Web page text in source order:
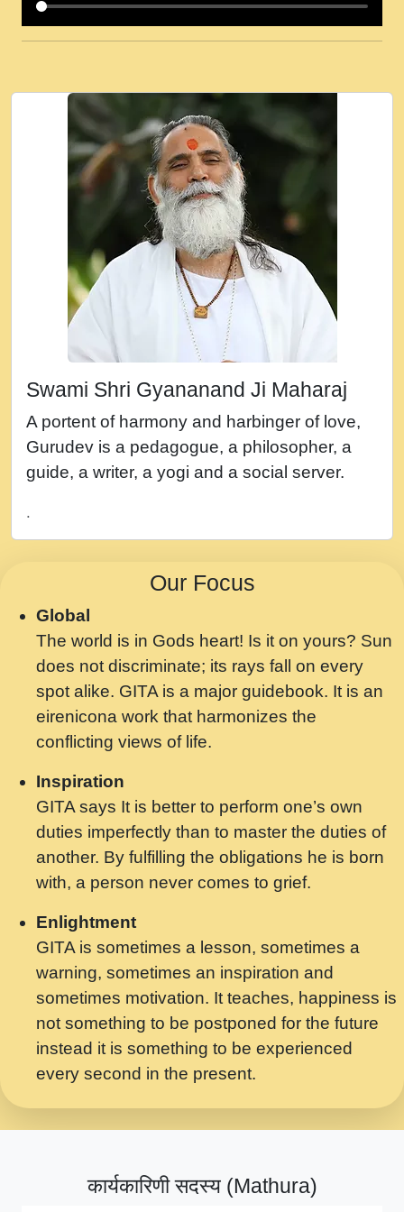
कई पकड क मर हथ र मह वदवन पहच दय! मह जन
Ki - Krishna Bhajan - New Bhajan 2020
#Ishwar Bhakti.mp3
जब से गीता ज्ञान पाया मैं बड़ी मस्ती में हूँ । 2018 -
Rishikesh - Ratan Ji Rasik.mp3
तन हल दल द सनव मड उतत सर रख क, नल रव त
गल लग जव त सर उतत हथ रख द!.mp3
तू कर प्रीतम से प्रीत, यूहीं दिन बीतते जाते हैं ।
2018 - Rishikesh - Swami Gyananand Ji
Maharaj.mp3
न म गवद गपल गद फर, पयर महन न रझद फर! shri
नह भरस रह लडडल... अपन खट करम क !!!! मह दद
सहर चरण क .....mp3
बगड नसब कसन सवर तर बगर Shri ravinandan
shastri ji maharaj.mp3
Chahe Ram Ho Chahe Shyam Ho.mp3
मझ अपन जवन बनन न आय, रठ हर क मनन न आय
Shri ravinandan shastri ji maharaj.mp3
मन अशांत मंत्र जाप - गीता प्रेरणा -Swami
Gyananand Ji Maharaj.mp3
मन बध लय परम वल कगन Special Shyam
Saawariya.mp3
मर गनय न अपरध लडडल शर रध.... Shri
ravinandan shastri ji maharaj.mp3
मेरे मन हरी का ध्यान लगा - भजन भाव - 2018 -
Rishikesh - Swami Gyananand Ji
Maharaj.mp3
यह हसरत तलब ह नकज कमर Yahi Hasraten
Talab Hai Bhav Pravah #bhajan.mp3
लडल ज बल ल क ज न लग Sadhvi Purnima Ji
7.9.2021 जवल नगर दलल #बसर.mp3
सख भ मझ पयर ह दख भ मझ पयर ह!छड म कस दत
सपरहट भजन 2021 - तर अखय ह जद भर बहर ज म
सपरहट शयम भजन - जय जय शयम जय जय शयम
Swami Shri Gyananand Ji Maharaj
A portent of harmony and harbinger of love,
Gurudev is a pedagogue, a philosopher, a
guide, a writer, a yogi and a social server.
.
Our Focus
Global
The world is in Gods heart! Is it on yours? Sun
does not discriminate; its rays fall on every
spot alike. GITA is a major guidebook. It is an
eirenicona work that harmonizes the
conflicting views of life.
Inspiration
GITA says It is better to perform one’s own
duties imperfectly than to master the duties of
another. By fulfilling the obligations he is born
with, a person never comes to grief.
Enlightment
GITA is sometimes a lesson, sometimes a
warning, sometimes an inspiration and
sometimes motivation. It teaches, happiness is
not something to be postponed for the future
instead it is something to be experienced
every second in the present.
कार्यकारिणी सदस्य (Mathura)